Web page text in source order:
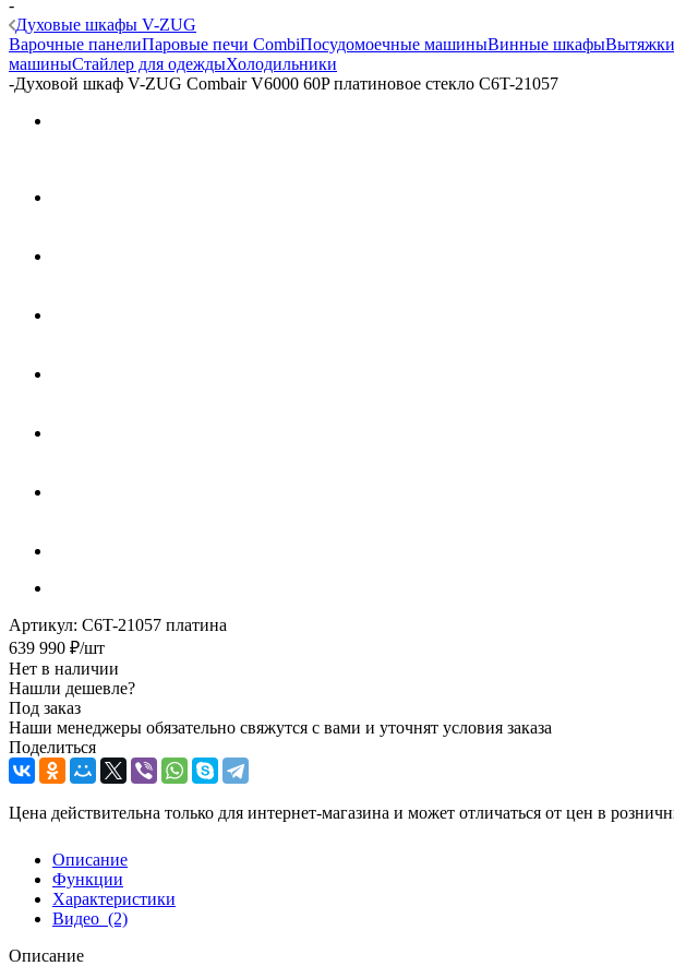
-
Духовые шкафы V-ZUG
Варочные панелиПаровые печи CombiПосудомоечные машиныВинные шкафыВытяжки
машиныСтайлер для одеждыХолодильники
-Духовой шкаф V-ZUG Combair V6000 60P платиновое стекло C6T-21057
Артикул: C6T-21057 платина
639 990 ₽/шт
Нет в наличии
Нашли дешевле?
Под заказ
Наши менеджеры обязательно свяжутся с вами и уточнят условия заказа
Поделиться
Цена действительна только для интернет-магазина и может отличаться от цен в
Описание
Функции
Характеристики
Видео (2)
Описание